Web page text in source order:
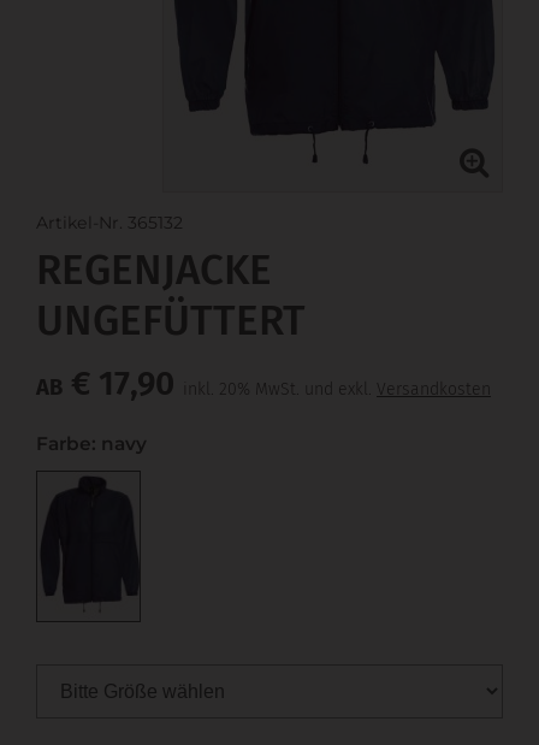
Artikel-Nr. 365132
REGENJACKE
UNGEFÜTTERT
AB € 17,90 inkl. 20% MwSt. und exkl. Versandkosten
Farbe: navy